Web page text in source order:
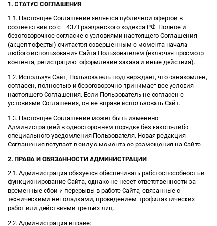
1. СТАТУС СОГЛАШЕНИЯ
1.1. Настоящее Соглашение является публичной офертой в
соответствии со ст. 437 Гражданского кодекса РФ. Полное и
безоговорочное согласие с условиями настоящего Соглашения
(акцепт оферты) считается совершенным с момента начала
любого использования Сайта Пользователем (включая просмотр
контента, регистрацию, оформление заказа и иные действия).
1.2. Используя Сайт, Пользователь подтверждает, что ознакомлен,
согласен, полностью и безоговорочно принимает все условия
настоящего Соглашения. Если Пользователь не согласен с
условиями Соглашения, он не вправе использовать Сайт.
1.3. Настоящее Соглашение может быть изменено
Администрацией в одностороннем порядке без какого-либо
специального уведомления Пользователя. Новая редакция
Соглашения вступает в силу с момента ее размещения на Сайте.
2. ПРАВА И ОБЯЗАННОСТИ АДМИНИСТРАЦИИ
2.1. Администрация обязуется обеспечивать работоспособность и
функционирование Сайта, однако не несет ответственности за
временные сбои и перерывы в работе Сайта, связанные с
техническими неполадками, проведением профилактических
работ или действиями третьих лиц.
2.2. Администрация вправе: